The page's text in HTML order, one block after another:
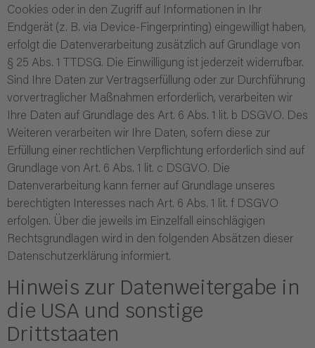
Cookies oder in den Zugriff auf Informationen in Ihr
Endgerät (z. B. via Device-Fingerprinting) eingewilligt haben,
erfolgt die Datenverarbeitung zusätzlich auf Grundlage von
§ 25 Abs. 1 TTDSG. Die Einwilligung ist jederzeit widerrufbar.
Sind Ihre Daten zur Vertragserfüllung oder zur Durchführung
vorvertraglicher Maßnahmen erforderlich, verarbeiten wir
Ihre Daten auf Grundlage des Art. 6 Abs. 1 lit. b DSGVO. Des
Weiteren verarbeiten wir Ihre Daten, sofern diese zur
Erfüllung einer rechtlichen Verpflichtung erforderlich sind auf
Grundlage von Art. 6 Abs. 1 lit. c DSGVO. Die
Datenverarbeitung kann ferner auf Grundlage unseres
berechtigten Interesses nach Art. 6 Abs. 1 lit. f DSGVO
erfolgen. Über die jeweils im Einzelfall einschlägigen
Rechtsgrundlagen wird in den folgenden Absätzen dieser
Datenschutzerklärung informiert.
Hinweis zur Datenweitergabe in
die USA und sonstige
Drittstaaten